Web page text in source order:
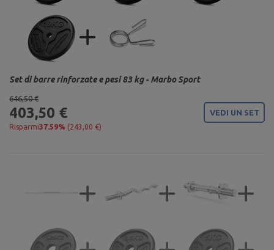
646,50 €
403,50 €
Risparmi37.59% (243,00 €)
VEDI UN SET
Set di barre rinforzate e pesi 83 kg - Marbo Sport